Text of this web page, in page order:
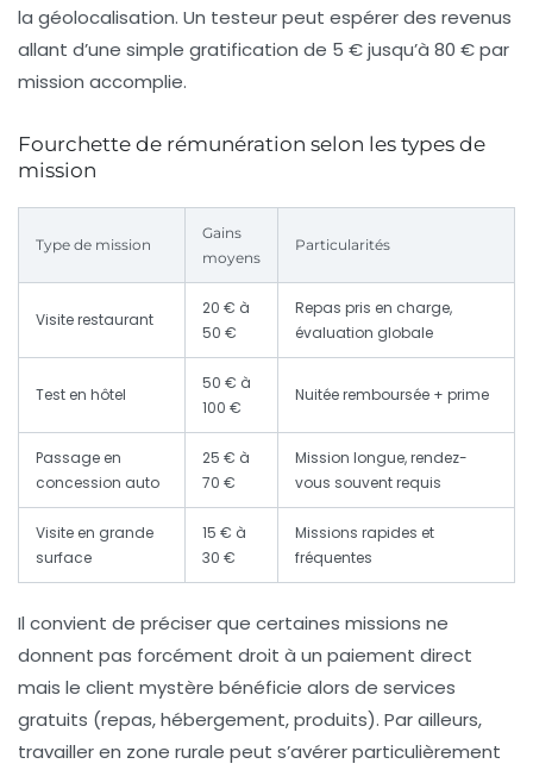
la géolocalisation. Un testeur peut espérer des revenus
allant d’une simple gratification de 5 € jusqu’à 80 € par
mission accomplie.
Fourchette de rémunération selon les types de
mission
Type de mission
Gains
moyens
Particularités
Visite restaurant
20 € à
50 €
Repas pris en charge,
évaluation globale
Test en hôtel
50 € à
100 €
Nuitée remboursée + prime
Passage en
concession auto
25 € à
70 €
Mission longue, rendez-
vous souvent requis
Visite en grande
surface
15 € à
30 €
Missions rapides et
fréquentes
Il convient de préciser que certaines missions ne
donnent pas forcément droit à un paiement direct
mais le client mystère bénéficie alors de services
gratuits (repas, hébergement, produits). Par ailleurs,
travailler en zone rurale peut s’avérer particulièrement